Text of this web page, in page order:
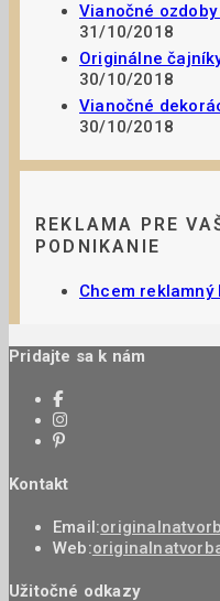
Vianočné
31/10/2018
Originálne
30/10/2018
Vianočné
30/10/2018
REKLAMA PRE
PODNIKANIE
Chcem reklamný
Pridajte sa k nám
Kontakt
Email:
Web:
Užitočné odkazy